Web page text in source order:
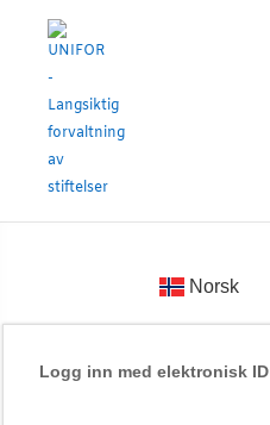
Norsk
Logg inn med elektronisk ID